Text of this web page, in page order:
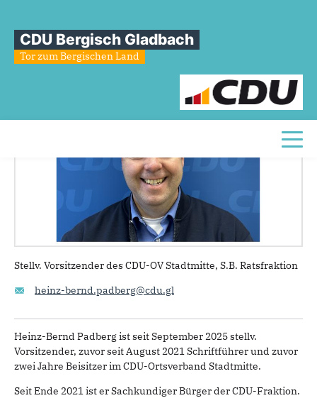
CDU Bergisch Gladbach
Tor zum Bergischen Land
Sie sind hier
Heinz-BerndPadberg
Stellv. Vorsitzender des CDU-OV Stadtmitte, S.B. Ratsfraktion
heinz-bernd.padberg@cdu.gl
Heinz-Bernd Padberg ist seit September 2025 stellv.
Vorsitzender, zuvor seit August 2021 Schriftführer und zuvor
zwei Jahre Beisitzer im CDU-Ortsverband Stadtmitte.
Seit Ende 2021 ist er Sachkundiger Bürger der CDU-Fraktion.